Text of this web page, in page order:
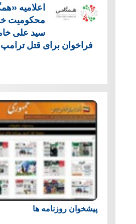
اعلامیه
محکومیت
سید علی
فراخوان برای قتل ترامپ
پیشخوان روزنامه ها